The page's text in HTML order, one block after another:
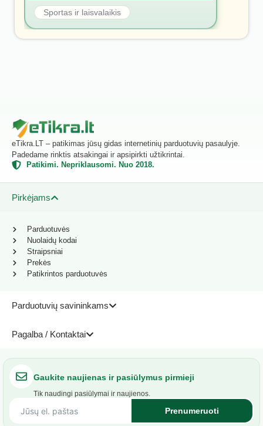
Sportas ir laisvalaikis
eTikra.LT – patikimas jūsų gidas internetinių parduotuvių pasaulyje.
Padedame rinktis atsakingai ir apsipirkti užtikrintai.
Patikimi. Nepriklausomi. Nuo 2018.
Pirkėjams
Parduotuvių savininkams
Pagalba / Kontaktai
Parduotuvės
Nuolaidų kodai
Straipsniai
Prekės
Patikrintos parduotuvės
Gaukite naujienas ir pasiūlymus pirmieji
Tik naudingi pasiūlymai ir naujienos.
Prenumeruoti